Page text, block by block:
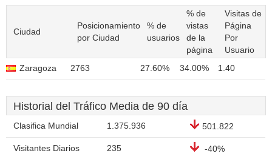
Ciudad
Posicionamiento
por Ciudad
% de
usuarios
% de
vistas
de la
página
Visitas de
Página
Por
Usuario
Zaragoza
2763 27.60% 34.00% 1.40
Historial del Tráfico Media de 90 día
Clasifica Mundial 1.375.936 501.822
Visitantes Diarios 235 -40%